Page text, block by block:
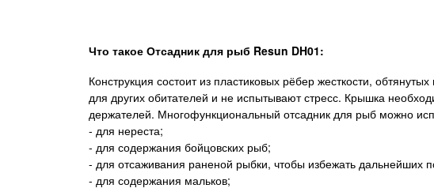
Что такое Отсадник для рыб Resun DH01:
Конструкция состоит из пластиковых рёбер жесткости,
для других обитателей и не испытывают стресс. Крышка
держателей. Многофункциональный отсадник для рыб можно
- для нереста;
- для содержания бойцовских рыб;
- для отсаживания раненой рыбки, чтобы избежать дальнейших
- для содержания мальков;